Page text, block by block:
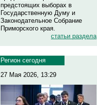
предстоящих выборах в
Государственную Думу и
Законодательное Собрание
Приморского края.
статьи раздела
Регион сегодня
27 Мая 2026, 13:29